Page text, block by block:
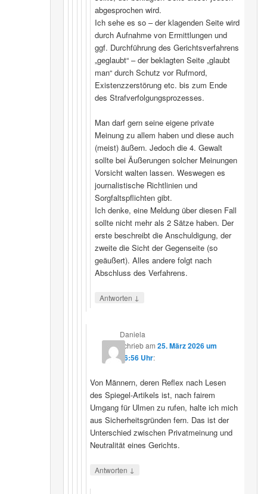
abgesprochen wird.
Ich sehe es so – der klagenden Seite wird
durch Aufnahme von Ermittlungen und
ggf. Durchführung des Gerichtsverfahrens
„geglaubt“ – der beklagten Seite „glaubt
man“ durch Schutz vor Rufmord,
Existenzzerstörung etc. bis zum Ende
des Strafverfolgungsprozesses.
Man darf gern seine eigene private
Meinung zu allem haben und diese auch
(meist) äußern. Jedoch die 4. Gewalt
sollte bei Äußerungen solcher Meinungen
Vorsicht walten lassen. Weswegen es
journalistische Richtlinien und
Sorgfaltspflichten gibt.
Ich denke, eine Meldung über diesen Fall
sollte nicht mehr als 2 Sätze haben. Der
erste beschreibt die Anschuldigung, der
zweite die Sicht der Gegenseite (so
geäußert). Alles andere folgt nach
Abschluss des Verfahrens.
Antworten ↓
Daniela
schriebam25. März 2026 um
16:56 Uhr:
Von Männern, deren Reflex nach Lesen
des Spiegel-Artikels ist, nach fairem
Umgang für Ulmen zu rufen, halte ich mich
aus Sicherheitsgründen fern. Das ist der
Unterschied zwischen Privatmeinung und
Neutralität eines Gerichts.
Antworten ↓